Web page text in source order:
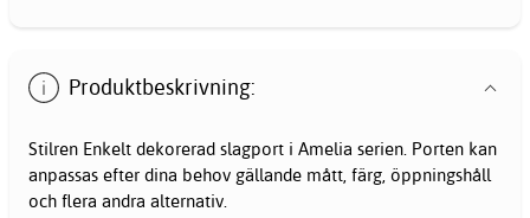
Produktbeskrivning:
Stilren Enkelt dekorerad slagport i Amelia serien. Porten kan
anpassas efter dina behov gällande mått, färg, öppningshåll
och flera andra alternativ.